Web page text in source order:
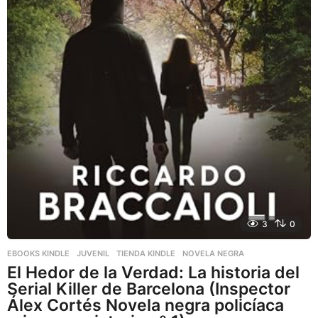
3 0
EBOOKS KINDLE ,JUVENIL ,TIENDA KINDLE NOVELA NEGRA
El Hedor de la Verdad: La historia del
Serial Killer de Barcelona (Inspector
Álex Cortés Novela negra policíaca